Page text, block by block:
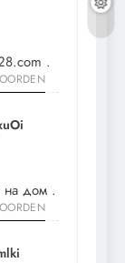
.
на дом .